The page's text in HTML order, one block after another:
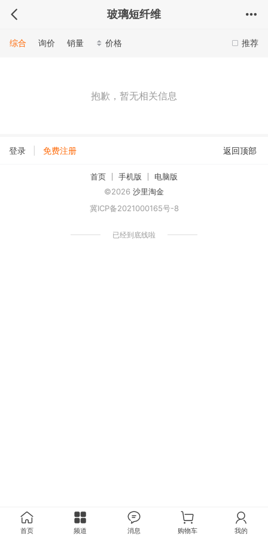
玻璃短纤维
推荐
综合 询价 销量 价格
抱歉，暂无相关信息
登录 免费注册 返回顶部
首页 手机版
电脑版
©2026 沙里淘金
冀ICP备2021000165号-8
已经到底线啦
首页 频道 消息 购物车 我的